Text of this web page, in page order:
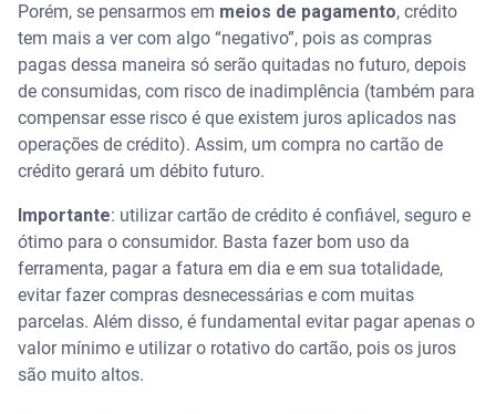
Porém, se pensarmos em meios de pagamento, crédito
tem mais a ver com algo “negativo”, pois as compras
pagas dessa maneira só serão quitadas no futuro, depois
de consumidas, com risco de inadimplência (também para
compensar esse risco é que existem juros aplicados nas
operações de crédito). Assim, um compra no cartão de
crédito gerará um débito futuro.
Importante: utilizar cartão de crédito é confiável, seguro e
ótimo para o consumidor. Basta fazer bom uso da
ferramenta, pagar a fatura em dia e em sua totalidade,
evitar fazer compras desnecessárias e com muitas
parcelas. Além disso, é fundamental evitar pagar apenas o
valor mínimo e utilizar o rotativo do cartão, pois os juros
são muito altos.